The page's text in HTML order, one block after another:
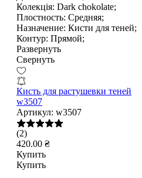
Колекція: Dark chokolate;
Плостность: Средняя;
Назначение: Кисти для теней;
Контур: Прямой;
Развернуть
Свернуть
Кисть для растушевки теней
w3507
Артикул: w3507
(2)
420.00 ₴
Купить
Купить